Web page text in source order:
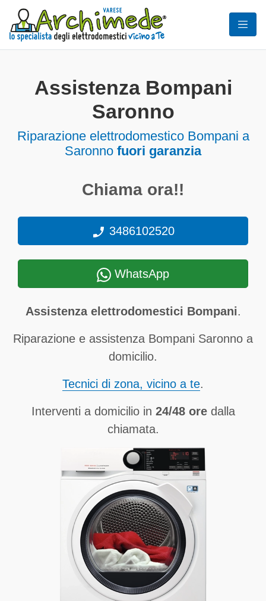
Assistenza Bompani
Saronno
Riparazione elettrodomestico Bompani a
Saronno fuori garanzia
Chiama ora!!
3486102520
WhatsApp
Assistenza elettrodomestici Bompani.
Riparazione e assistenza Bompani Saronno a
domicilio.
Tecnici di zona, vicino a te.
Interventi a domicilio in 24/48 oredalla
chiamata.